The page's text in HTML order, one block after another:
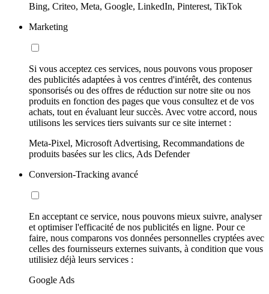
Bing, Criteo, Meta, Google, LinkedIn, Pinterest, TikTok
Marketing
Si vous acceptez ces services, nous pouvons vous proposer
des publicités adaptées à vos centres d'intérêt, des contenus
sponsorisés ou des offres de réduction sur notre site ou nos
produits en fonction des pages que vous consultez et de vos
achats, tout en évaluant leur succès. Avec votre accord, nous
utilisons les services tiers suivants sur ce site internet :
Meta-Pixel, Microsoft Advertising, Recommandations de
produits basées sur les clics, Ads Defender
Conversion-Tracking avancé
En acceptant ce service, nous pouvons mieux suivre, analyser
et optimiser l'efficacité de nos publicités en ligne. Pour ce
faire, nous comparons vos données personnelles cryptées avec
celles des fournisseurs externes suivants, à condition que vous
utilisiez déjà leurs services :
Google Ads